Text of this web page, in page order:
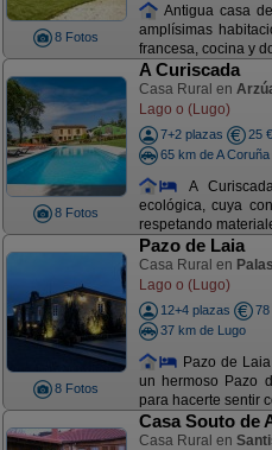
8 Fotos
Antigua casa
amplísimas
francesa, cocina y
8 Fotos
A Curiscada
Casa Rural en
Lago o (Lugo)
7+2 plazas
25 €
65 km de A Coruña
A
ecológica, cuya
respetando
8 Fotos
Pazo de Laia
Casa Rural en
Lago o (Lugo)
12+4 plazas
78
37 km de Lugo
Pazo de
un hermoso Pazo
para hacerte sentir
Casa Souto de
Casa Rural en